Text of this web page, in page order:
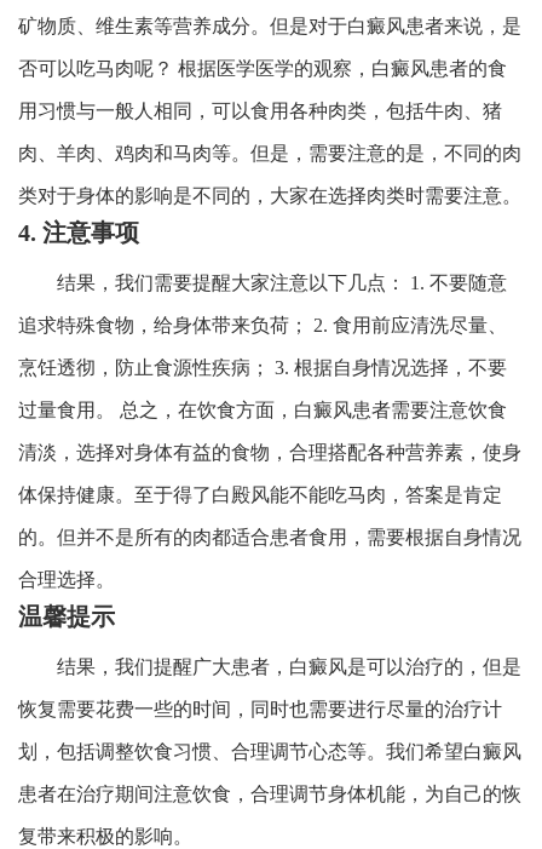
矿物质、维生素等营养成分。但是对于白癜风患者来说，是
否可以吃马肉呢？ 根据医学医学的观察，白癜风患者的食
用习惯与一般人相同，可以食用各种肉类，包括牛肉、猪
肉、羊肉、鸡肉和马肉等。但是，需要注意的是，不同的肉
类对于身体的影响是不同的，大家在选择肉类时需要注意。
4. 注意事项
结果，我们需要提醒大家注意以下几点： 1. 不要随意
追求特殊食物，给身体带来负荷； 2. 食用前应清洗尽量、
烹饪透彻，防止食源性疾病； 3. 根据自身情况选择，不要
过量食用。 总之，在饮食方面，白癜风患者需要注意饮食
清淡，选择对身体有益的食物，合理搭配各种营养素，使身
体保持健康。至于得了白殿风能不能吃马肉，答案是肯定
的。但并不是所有的肉都适合患者食用，需要根据自身情况
合理选择。
温馨提示
结果，我们提醒广大患者，白癜风是可以治疗的，但是
恢复需要花费一些的时间，同时也需要进行尽量的治疗计
划，包括调整饮食习惯、合理调节心态等。我们希望白癜风
患者在治疗期间注意饮食，合理调节身体机能，为自己的恢
复带来积极的影响。